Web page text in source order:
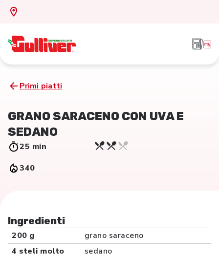
Primi piatti
GRANO SARACENO CON UVA E
SEDANO
25 min
340
Ingredienti
200 g
grano saraceno
4 steli molto
sedano